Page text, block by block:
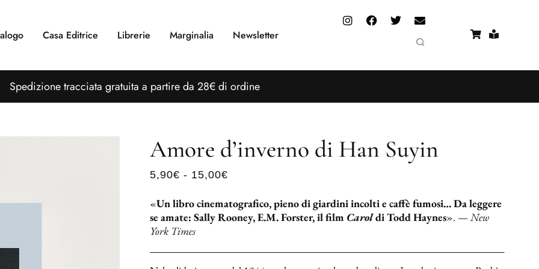
Casa Editrice Librerie Marginalia Newsletter
Spedizione tracciata gratuita a partire da 28€ di ordine
Amore d’inverno di Han Suyin
5,90€ - 15,00€
«Un libro cinematografico, pieno di giardini incolti e caffè fumosi… Da leggere
se amate: Sally Rooney, E.M. Forster, il film Caroldi Todd Haynes». — New
York Times